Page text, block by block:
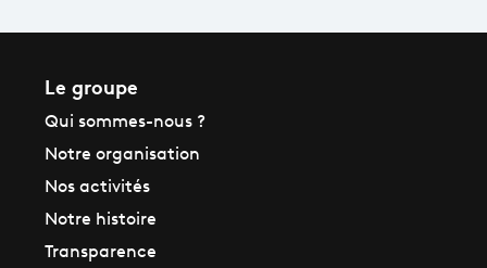
Le groupe
Qui sommes-nous ?
Notre organisation
Nos activités
Notre histoire
Transparence